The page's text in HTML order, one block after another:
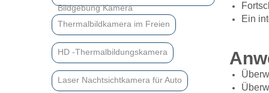
Bildgebung Kamera
Thermalbildkamera im Freien
HD -Thermalbildungskamera
Laser Nachtsichtkamera für Auto
Ein